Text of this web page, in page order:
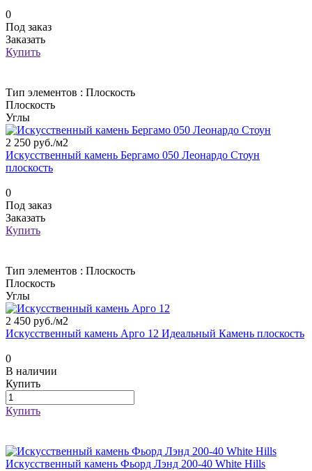
0
Под заказ
Заказать
Купить
Тип элементов : Плоскость
Плоскость
Углы
2 250 руб./м2
Искусственный камень Бергамо 050 Леонардо Стоун
плоскость
0
Под заказ
Заказать
Купить
Тип элементов : Плоскость
Плоскость
Углы
2 450 руб./м2
Искусственный камень Арго 12 Идеальный Камень плоскость
0
В наличии
Купить
Купить
Искусственный камень Фьорд Лэнд 200-40 White Hills